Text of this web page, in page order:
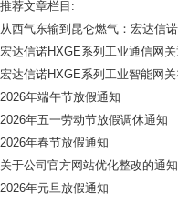
推荐文章栏目:
从西气东输到昆仑燃气：宏达信
宏达信诺HXGE系列工业通信网
宏达信诺HXGE系列工业智能网
2026年端午节放假通知
2026年五一劳动节放假调休通知
2026年春节放假通知
关于公司官方网站优化整改的通知
2026年元旦放假通知